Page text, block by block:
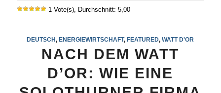
1 Vote(s), Durchschnitt: 5,00
DEUTSCH,ENERGIEWIRTSCHAFT,FEATURED,WATT D'OR
NACH DEM WATT
D’OR: WIE EINE